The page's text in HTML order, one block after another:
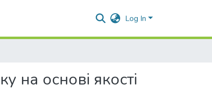
Log In
на основі якості